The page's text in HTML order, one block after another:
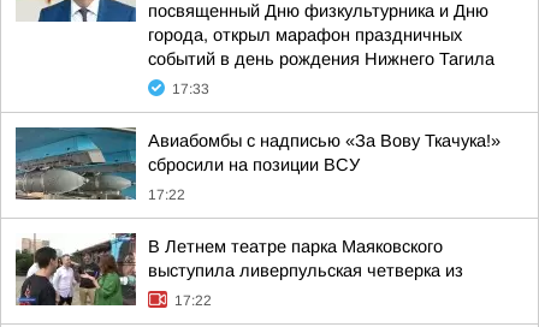
посвященный Дню физкультурника и Дню
города, открыл марафон праздничных
событий в день рождения Нижнего Тагила
17:33
Авиабомбы с надписью «За Вову Ткачука!»
сбросили на позиции ВСУ
17:22
В Летнем театре парка Маяковского
выступила ливерпульская четверка из
17:22